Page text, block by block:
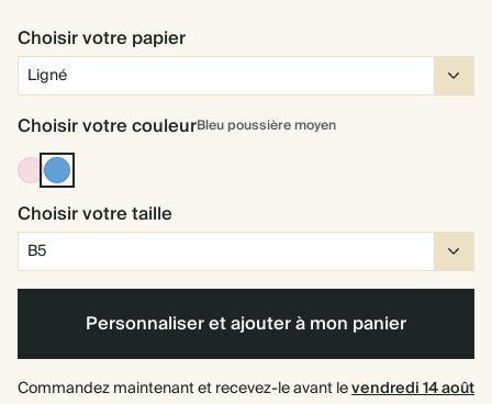
Choisir votre papier
Choisir votre couleurBleu poussière moyen
RoseBleu
poussière
moyen
Choisir votre taille
Personnaliser et ajouter à mon panier
Commandez maintenant et recevez-le avant levendredi 14 août